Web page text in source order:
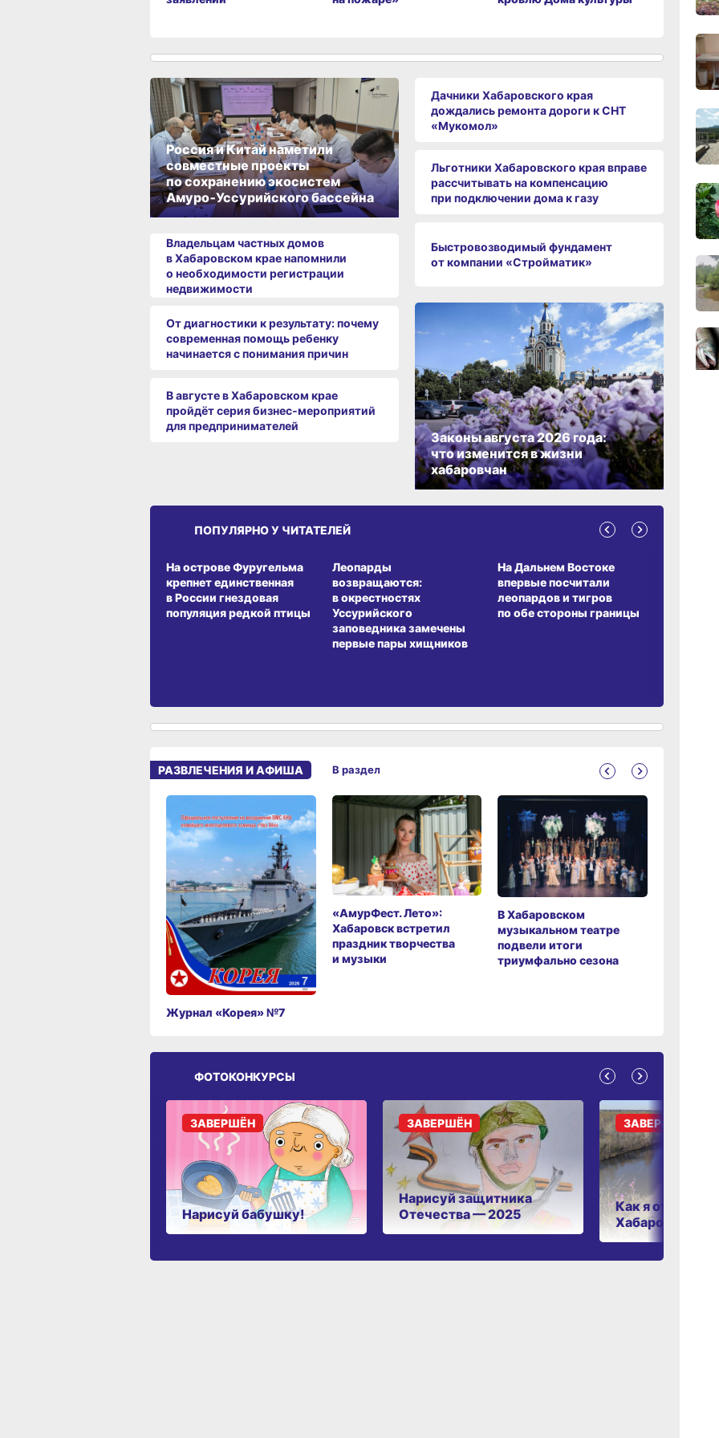
и
Россия и Китай наметили
совместные проекты
по сохранению экосистем
Амуро‑Уссурийского бассейна
Владельцам частных домов
в Хабаровском крае напомнили
о необходимости регистрации
недвижимости
От диагностики к результату: почему
современная помощь ребенку
начинается с понимания причин
В августе в Хабаровском крае
пройдёт серия бизнес‑мероприятий
для предпринимателей
Дачники Хабаровского края
дождались ремонта дороги к СНТ
«Мукомол»
Льготники Хабаровского края вправе
рассчитывать на компенсацию
при подключении дома к газу
Быстровозводимый фундамент
от компании «Стройматик»
Законы августа 2026 года:
что изменится в жизни
хабаровчан
ПОПУЛЯРНО У ЧИТАТЕЛЕЙ
На острове Фуругельма
крепнет единственная
в России гнездовая
популяция редкой птицы
Леопарды
возвращаются:
в окрестностях
Уссурийского
заповедника замечены
первые пары хищников
На Дальнем Востоке
впервые посчитали
леопардов и тигров
по обе стороны границы
РАЗВЛЕЧЕНИЯ И АФИША
Журнал «Корея» №7
«АмурФест. Лето»:
Хабаровск встретил
праздник творчества
и музыки
В Хабаровском
музыкальном театре
подвели итоги
триумфально сезона
В раздел
ФОТОКОНКУРСЫ
Нарисуй бабушку!
ЗАВЕРШЁН
Нарисуй защитника
Отечества — 2025
ЗАВЕРШЁН
Как я отдыхаю в
Хабаровском
ЗАВЕРШЁН
11:43,
вчера
10:10,